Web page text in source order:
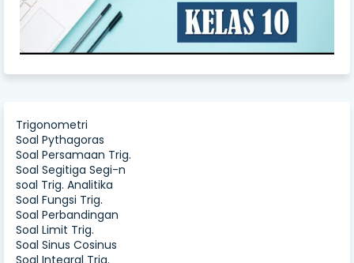
Trigonometri
Soal Pythagoras
Soal Persamaan Trig.
Soal Segitiga Segi-n
soal Trig. Analitika
Soal Fungsi Trig.
Soal Perbandingan
Soal Limit Trig.
Soal Sinus Cosinus